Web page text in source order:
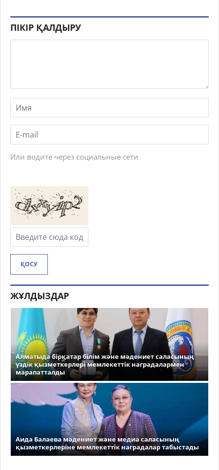
ПІКІР ҚАЛДЫРУ
Или водите через социальные сети
ҚОСУ
ЖҰЛДЫЗДАР
Алматыда бірқатар білім және мәдениет саласының
үздік қызметкерлері мемлекеттік наградалармен
марапатталды
Аида Балаева мәдениет және медиа саласының
қызметкерлеріне мемлекеттік наградалар табыстады